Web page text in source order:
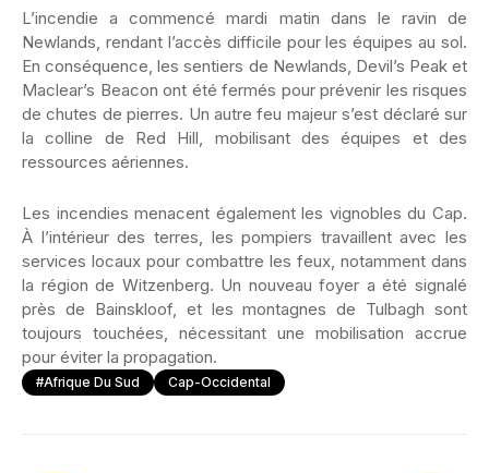
L’incendie a commencé mardi matin dans le ravin de
Newlands, rendant l’accès difficile pour les équipes au sol.
En conséquence, les sentiers de Newlands, Devil’s Peak et
Maclear’s Beacon ont été fermés pour prévenir les risques
de chutes de pierres. Un autre feu majeur s’est déclaré sur
la colline de Red Hill, mobilisant des équipes et des
ressources aériennes.
Les incendies menacent également les vignobles du Cap.
À l’intérieur des terres, les pompiers travaillent avec les
services locaux pour combattre les feux, notamment dans
la région de Witzenberg. Un nouveau foyer a été signalé
près de Bainskloof, et les montagnes de Tulbagh sont
toujours touchées, nécessitant une mobilisation accrue
pour éviter la propagation.
#Afrique Du Sud Cap-Occidental